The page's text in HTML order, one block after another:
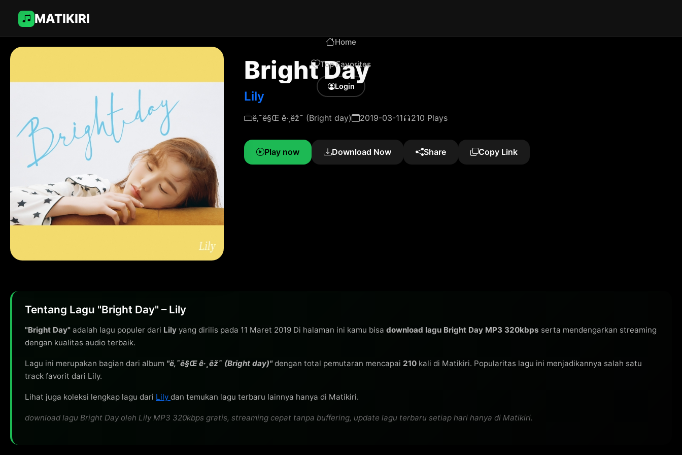
MATIKIRI
Home
Top Favorites
Login
Bright Day
Lily
ë‚˜ë§Œ ê·¸ëž˜ (Bright day) 2019-03-11 210 Plays
Play now Download Now Share Copy Link
Tentang Lagu "Bright Day" – Lily
"Bright Day" adalah lagu populer dari Lily yang dirilis pada 11 Maret 2019 Di halaman ini kamu bisa download lagu Bright Day MP3 320kbps serta mendengarkan streaming
dengan kualitas audio terbaik.
Lagu ini merupakan bagian dari album "ë‚˜ë§Œ ê·¸ëž˜ (Bright day)"dengan total pemutaran mencapai 210 kali di Matikiri. Popularitas lagu ini menjadikannya salah satu
track favorit dari Lily.
Lihat juga koleksi lengkap lagu dari Lily dan temukan lagu terbaru lainnya hanya di Matikiri.
download lagu Bright Day oleh Lily MP3 320kbps gratis, streaming cepat tanpa buffering, update lagu terbaru setiap hari hanya di Matikiri.